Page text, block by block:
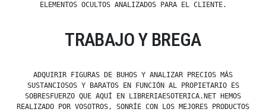
ELEMENTOS OCULTOS ANALIZADOS PARA EL CLIENTE.
TRABAJO Y BREGA
ADQUIRIR FIGURAS DE BUHOS Y ANALIZAR PRECIOS MÁS
SUSTANCIOSOS Y BARATOS EN FUNCIÓN AL PROPIETARIO ES
SOBRESFUERZO QUE AQUÍ EN LIBRERIAESOTERICA.NET HEMOS
REALIZADO POR VOSOTROS, SONRÍE CON LOS MEJORES PRODUCTOS